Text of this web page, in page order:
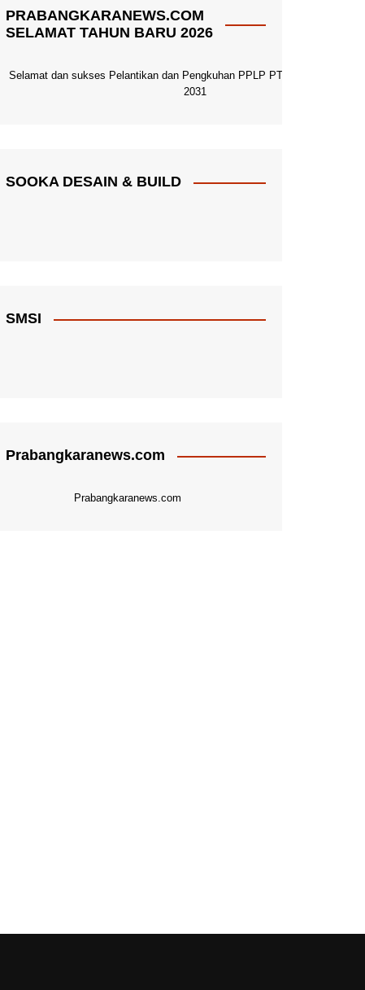
PRABANGKARANEWS.COM
SELAMAT TAHUN BARU 2026
Selamat dan sukses Pelantikan dan Pengkuhan PPLP PT PGRI Pacitan
2031
SOOKA DESAIN & BUILD
SMSI
Prabangkaranews.com
Prabangkaranews.com